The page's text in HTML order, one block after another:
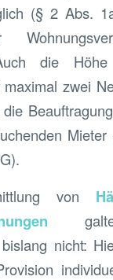
(§ 2 Abs.
die
zwei
von
nicht: